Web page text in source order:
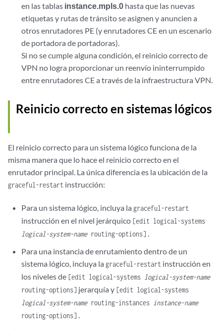
en las tablas instance.mpls.0 hasta que las nuevas
etiquetas y rutas de tránsito se asignen y anuncien a
otros enrutadores PE (y enrutadores CE en un escenario
de portadora de portadoras).
Si no se cumple alguna condición, el reinicio correcto de
VPN no logra proporcionar un reenvío ininterrumpido
entre enrutadores CE a través de la infraestructura VPN.
Reinicio correcto en sistemas lógicos
El reinicio correcto para un sistema lógico funciona de la
misma manera que lo hace el reinicio correcto en el
enrutador principal. La única diferencia es la ubicación de la
graceful-restart instrucción:
Para un sistema lógico, incluya la graceful-restart
instrucción en el nivel jerárquico [edit logical-systems
logical-system-namerouting-options] .
Para una instancia de enrutamiento dentro de un
sistema lógico, incluya la graceful-restart instrucción en
los niveles de [edit logical-systems logical-system-name
routing-options] jerarquía y [edit logical-systems
logical-system-namerouting-instances instance-name
routing-options] .